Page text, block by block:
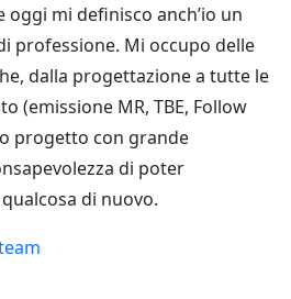
oggi mi definisco anch’io un
professione. Mi occupo delle
dalla progettazione a tutte le
(emissione MR, TBE, Follow
progetto con grande
di poter
di nuovo.